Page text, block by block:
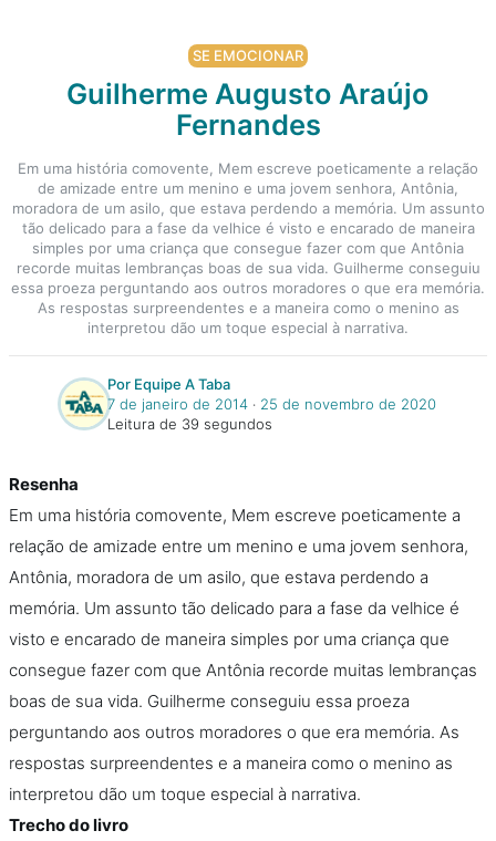
SE EMOCIONAR
Guilherme Augusto Araújo
Fernandes
Em uma história comovente, Mem escreve poeticamente a relação
de amizade entre um menino e uma jovem senhora, Antônia,
moradora de um asilo, que estava perdendo a memória. Um assunto
tão delicado para a fase da velhice é visto e encarado de maneira
simples por uma criança que consegue fazer com que Antônia
recorde muitas lembranças boas de sua vida. Guilherme conseguiu
essa proeza perguntando aos outros moradores o que era memória.
As respostas surpreendentes e a maneira como o menino as
interpretou dão um toque especial à narrativa.
Por Equipe A Taba
7 de janeiro de 2014‧ 25 de novembro de 2020
Leitura de 39 segundos
Resenha
Em uma história comovente, Mem escreve poeticamente a
relação de amizade entre um menino e uma jovem senhora,
Antônia, moradora de um asilo, que estava perdendo a
memória. Um assunto tão delicado para a fase da velhice é
visto e encarado de maneira simples por uma criança que
consegue fazer com que Antônia recorde muitas lembranças
boas de sua vida. Guilherme conseguiu essa proeza
perguntando aos outros moradores o que era memória. As
respostas surpreendentes e a maneira como o menino as
interpretou dão um toque especial à narrativa.
Trecho do livro